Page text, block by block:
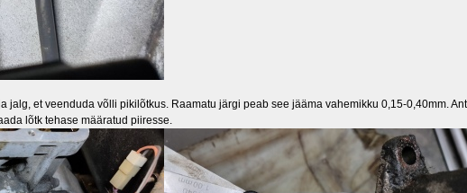
jalg, et veenduda võlli pikilõtkus. Raamatu järgi peab see jääma vahemikku 0,15-0,40mm.
lõtk tehase määratud piiresse.